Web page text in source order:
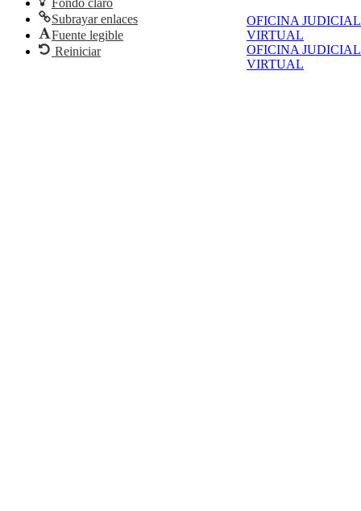
OFICINA JUDICIAL
VIRTUAL
OFICINA JUDICIAL
VIRTUAL
Subrayar enlaces
Fuente legible
Reiniciar